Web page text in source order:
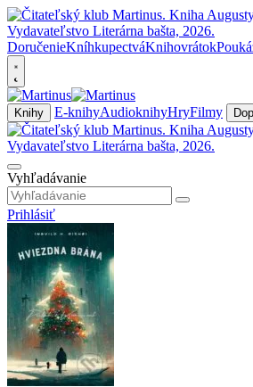
DoručenieKníhkupectváKnihovrátok
Knihy E-knihyAudioknihyHryFilmy
Vyhľadávanie
Prihlásiť